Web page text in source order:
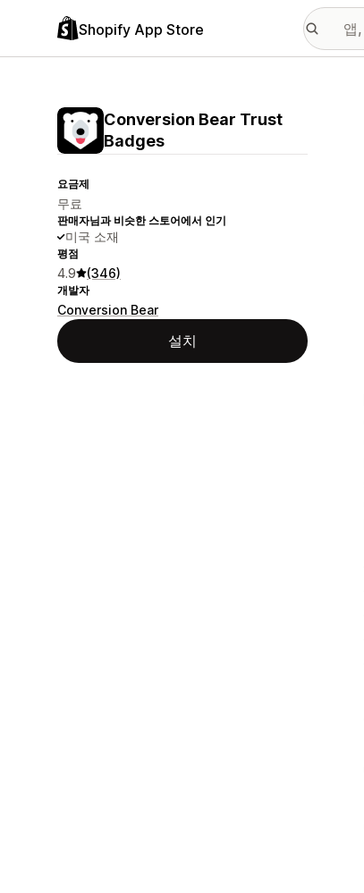
Shopify App Store
Conversion Bear Trust
Badges
요금제
무료
판매자님과 비슷한 스토어에서 인기
미국 소재
평점
4.9 (346)
개발자
Conversion Bear
설치